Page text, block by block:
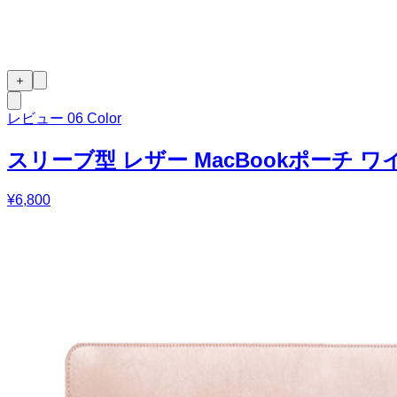
＋
レビュー 06 Color
スリーブ型 レザー MacBookポーチ ワ
¥6,800